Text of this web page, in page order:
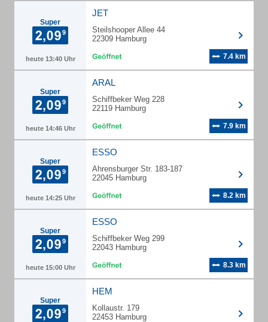
Super
heute 13:40 Uhr
JET
Steilshooper Allee 44
22309 Hamburg
7.4 km
Super
heute 14:46 Uhr
ARAL
Schiffbeker Weg 228
22119 Hamburg
7.9 km
Super
heute 14:25 Uhr
ESSO
Ahrensburger Str. 183-187
22045 Hamburg
8.2 km
Super
heute 15:00 Uhr
ESSO
Schiffbeker Weg 299
22043 Hamburg
8.3 km
Super
HEM
Kollaustr. 179
22453 Hamburg